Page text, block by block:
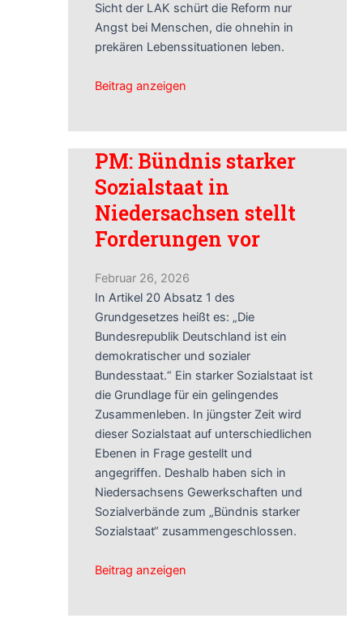
Sicht der LAK schürt die Reform nur
Angst bei Menschen, die ohnehin in
prekären Lebenssituationen leben.
Beitrag anzeigen
PM: Bündnis starker
Sozialstaat in
Niedersachsen stellt
Forderungen vor
Februar 26, 2026
In Artikel 20 Absatz 1 des
Grundgesetzes heißt es: „Die
Bundesrepublik Deutschland ist ein
demokratischer und sozialer
Bundesstaat.“ Ein starker Sozialstaat ist
die Grundlage für ein gelingendes
Zusammenleben. In jüngster Zeit wird
dieser Sozialstaat auf unterschiedlichen
Ebenen in Frage gestellt und
angegriffen. Deshalb haben sich in
Niedersachsens Gewerkschaften und
Sozialverbände zum „Bündnis starker
Sozialstaat“ zusammengeschlossen.
Beitrag anzeigen